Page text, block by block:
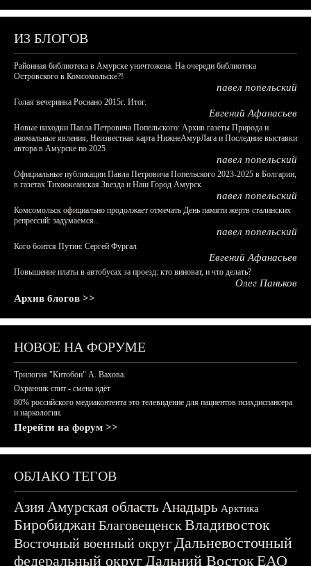
ИЗ БЛОГОВ
Районная библиотека в Амурске уничтожена. На очереди библиотека
Островского в Комсомольске?!
павел попельский
Голая вечеринка Роснано 2015г. Итог.
Евгений Афанасьев
Новые находки Павла Петровича Попельского: Архив газеты Природа и
аномальные явления, Неизвестная карта НижнеАмурЛага и Последние выставки
автора в Амурске по 2025
павел попельский
Официальные публикации Павла Петровича Попельского 2023-2025 в Болгарии,
в газетах Тихоокеанская Звезда и Наш Город Амурск
павел попельский
Комсомольск официально продолжает отмечать День памяти жертв сталинских
репрессий: задумаемся...
павел попельский
Кого боится Путин: Сергей Фургал
Евгений Афанасьев
Повышение платы в автобусах за проезд: кто виноват, и что делать?
Олег Паньков
Архив блогов >>
НОВОЕ НА ФОРУМЕ
Трилогия "Китобои" А. Вахова.
Охранник спит - смена идёт
80% российского медиаконтента это телевидение для пациентов психдиспансера
и наркологии.
Перейти на форум >>
ОБЛАКО ТЕГОВ
АзияАмурская область Анадырь Арктика
БиробиджанБлаговещенскВладивосток
Восточный военный округДальневосточный
федеральный округДальний ВостокЕАО